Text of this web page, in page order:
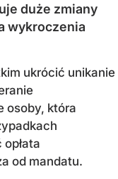
duże zmiany
wykroczenia
ukrócić unikanie
osoby, która
od mandatu.